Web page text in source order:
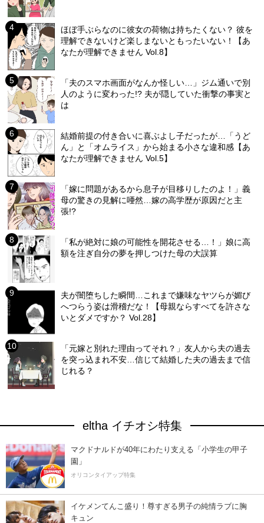
ほぼ手ぶらなのに彼女の荷物は持ちたくない？ 彼を
理解できないけど楽しまないともったいない！【あ
なたが理解できません Vol.8】
「夫のスマホ画面がなんか怪しい…」ジム通いで別
人のように変わった!? 夫が隠していた衝撃の事実と
は
結婚前提の付き合いに喜ぶよし子だったが…「うど
ん」と「オムライス」から始まる小さな違和感【あ
なたが理解できません Vol.5】
「嫁に問題があるから息子が目移りしたのよ！」義
母の驚きの見解に唖然…嫁の高学歴が原因だと主
張!?
「私が絶対に娘の可能性を開花させる…！」娘に高
額を注ぎ自分の夢を押しつけた母の大誤算
夫が闇堕ちした瞬間…これまで嫌味なヤツらが媚び
へつらう姿は滑稽だな！【母親ならすべてを許さな
いとダメですか？ Vol.28】
「元嫁と別れた理由ってそれ？」友人から夫の過去
を突っ込まれ不安…信じて結婚した夫の過去まで信
じれる？
eltha イチオシ特集
マクドナルドが40年にわたり支える「小学生の甲子
園」
オリコンタイアップ特集
イケメンてんこ盛り！尊すぎる男子の純情ラブに胸
キュン